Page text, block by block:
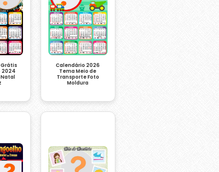
2024
Calendário 2026
Tema Meio de
Transporte Foto
Moldura